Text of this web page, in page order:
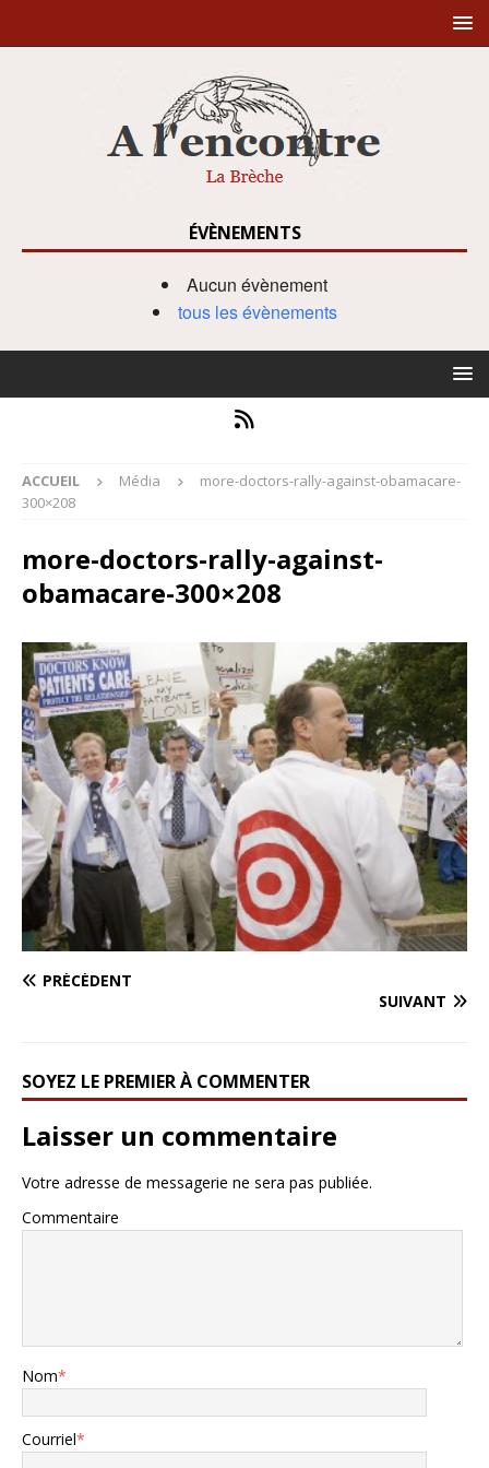
ÉVÈNEMENTS
Aucun évènement
tous les évènements
ACCUEIL Média
more-doctors-rally-against-obamacare-
300×208
more-doctors-rally-against-
obamacare-300×208
PRÉCÉDENT
SUIVANT
SOYEZ LE PREMIER À COMMENTER
Laisser un commentaire
Votre adresse de messagerie ne sera pas publiée.
Commentaire
Nom*
Courriel*